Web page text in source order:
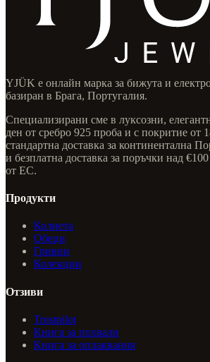
YJÜK е онлайн марка за бижута и
базиран в Брага, Португалия.
Специализирани сме в луксозни,
ден от сребро 925 проба и с покритие от
стандартна доставка за континентална
и безплатна доставка за поръчки над
от ЕС.
Продукти
Колиета
Обеци
Гривни
Колекции
Отзиви
Trustpilot
Книга за похвали
Книга за оплаквания